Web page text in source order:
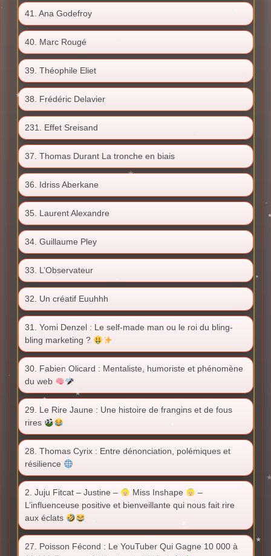
41. Ana Godefroy
40. Marc Rougé
39. Théophile Eliet
38. Frédéric Delavier
231. Effet Sreisand
37. Thomas Durant La tronche en biais
36. Idriss Aberkane
35. Laurent Alexandre
34. Guillaume Pley
33. L’Observateur
32. Un créatif Euuhhh
31. Yomi Denzel : Le self-made man ou le roi du bling-
bling marketing ?
30. Fabien Olicard : Mentaliste, humoriste et phénomène
du web
29. Le Rire Jaune : Une histoire de frangins et de fous
rires
28. Thomas Cyrix : Entre dénonciation, polémiques et
résilience
2. Juju Fitcat – Justine – Miss Inshape
–
L’influenceuse positive et bienveillante qui nous fait rire
aux éclats
27. Poisson Fécond : Le YouTuber Qui Gagne 10 000 à